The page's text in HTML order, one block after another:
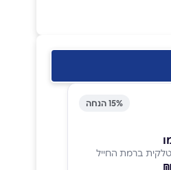
15% הנחה
ברמת החייל